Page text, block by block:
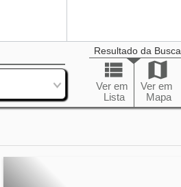
Resultado da Busca
Ver em
Lista
Ver em
Mapa